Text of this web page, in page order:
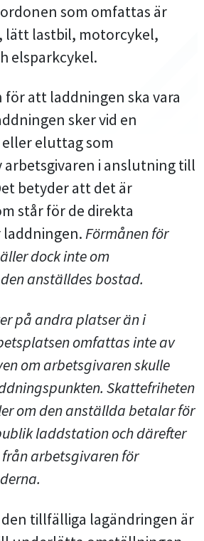
som omfattas är
lätt lastbil, motorcykel,
elsparkcykel.
att laddningen ska vara
sker vid en
eluttag som
i anslutning till
betyder att det är
står för de direkta
Förmånen för
dock inte om
anställdes bostad.
på andra platser än i
omfattas inte av
om arbetsgivaren skulle
Skattefriheten
om den anställda betalar för
laddstation och därefter
arbetsgivaren för
tillfälliga lagändringen är